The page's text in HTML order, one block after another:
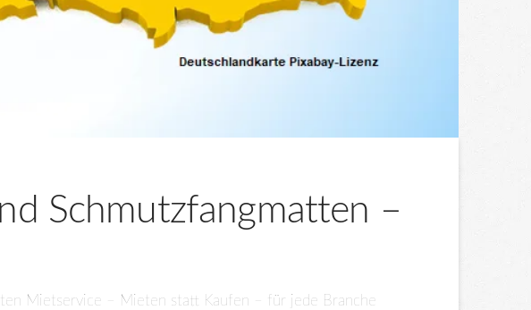
Schmutzfangmatten –
Mietservice – Mieten statt Kaufen – für jede Branche